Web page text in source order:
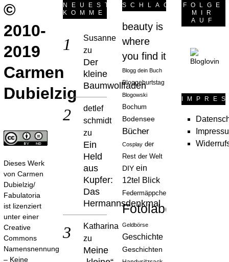
©
2010-
2019
Carmen
Dubielzig
Dieses Werk
von Carmen
Dubielzig/
Fabulatoria
ist lizenziert
unter einer
Creative
Commons
Namensnennung
– Keine
NEUESTE
KOMMENTARE
Susanne
zu
Der
kleine
Baumwollfaden
detlef
schmidt
zu
Ein
Held
aus
Kupfer:
Das
Hermannsdenkmal
Katharina
zu
Meine
SCHLAGWÖRTER
beauty is
where
you find it
Blogg dein Buch
Bloggeburtstag
Blogowski
Bochum
Bodensee
Bücher
Cosplay der
Rest der Welt
DIY ein
12tel Blick
Federmäppchen
Fotolabor
Geldbörse
Geschichte
Geschichten
FOLGE
MIR
AUF